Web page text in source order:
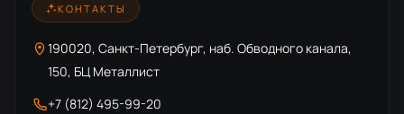
КОНТАКТЫ
190020, Санкт-Петербург, наб. Обводного канала,
150, БЦ Металлист
+7 (812) 495-99-20